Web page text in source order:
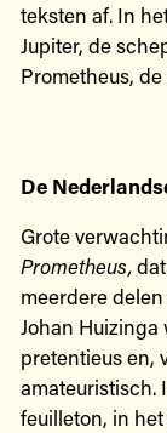
teksten af. In
Jupiter, de
Prometheus,
De
Grote
Prometheus,dat
meerdere
Johan Huizinga
pretentieus en,
amateuristisch.
feuilleton, in